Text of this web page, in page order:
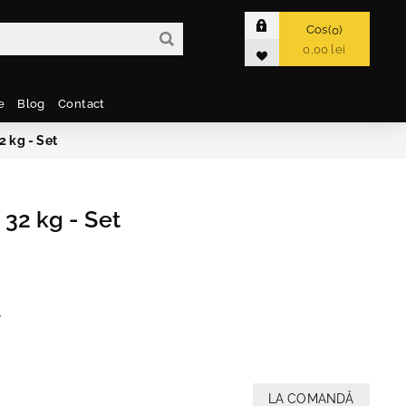
Cos 0
0,00 lei
Blog Contact
kg - Set
kg - Set
LA COMANDĂ